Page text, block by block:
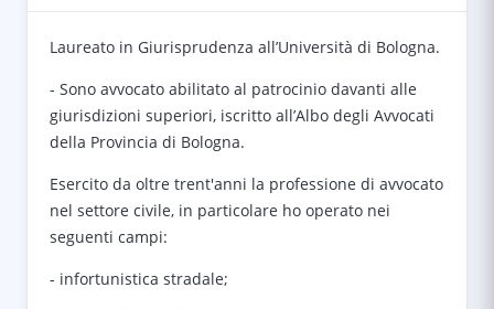
Laureato in Giurisprudenza all’Università di Bologna.
- Sono avvocato abilitato al patrocinio davanti alle
giurisdizioni superiori, iscritto all’Albo degli Avvocati
della Provincia di Bologna.
Esercito da oltre trent'anni la professione di avvocato
nel settore civile, in particolare ho operato nei
seguenti campi:
- infortunistica stradale;